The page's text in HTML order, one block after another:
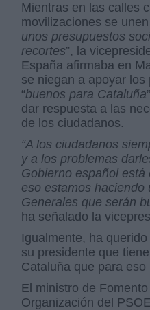
Mientras en las calles
movilizaciones se
unos presupuestos
recortes”, la
España afirmaba en
se niegan a apoyar
“buenos para Cataluña
dar respuesta a las
de los ciudadanos.
“A los ciudadanos
y a los problemas
Gobierno español
eso estamos haciendo
Generales que serán
ha señalado la
Igualmente, ha
su presidente que
Cataluña que para eso
El ministro de
Organización del